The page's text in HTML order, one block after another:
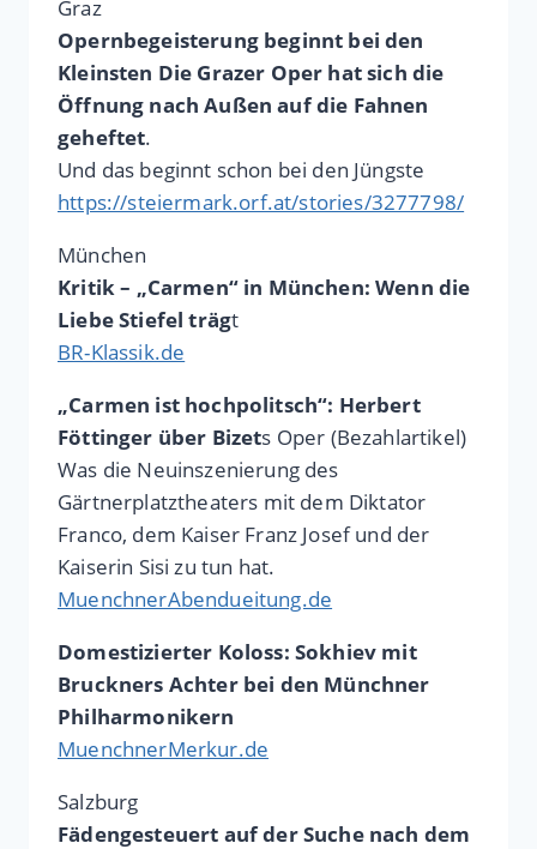
Graz
Opernbegeisterung beginnt bei den
Kleinsten Die Grazer Oper hat sich die
Öffnung nach Außen auf die Fahnen
geheftet.
Und das beginnt schon bei den Jüngste
https://steiermark.orf.at/stories/3277798/
München
Kritik – „Carmen“ in München: Wenn die
Liebe Stiefel trägt
BR-Klassik.de
„Carmen ist hochpolitsch“: Herbert
Föttinger über Bizets Oper (Bezahlartikel)
Was die Neuinszenierung des
Gärtnerplatztheaters mit dem Diktator
Franco, dem Kaiser Franz Josef und der
Kaiserin Sisi zu tun hat.
MuenchnerAbendueitung.de
Domestizierter Koloss: Sokhiev mit
Bruckners Achter bei den Münchner
Philharmonikern
MuenchnerMerkur.de
Salzburg
Fädengesteuert auf der Suche nach dem